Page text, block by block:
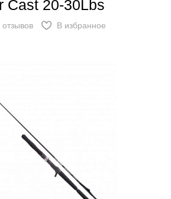
Cast 20-30Lbs
отзывов В избранное